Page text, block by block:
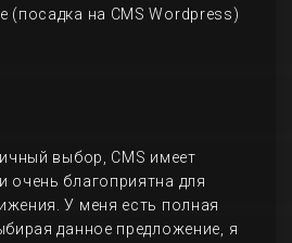
(посадка на CMS Wordpress)
выбор, CMS имеет
очень благоприятна для
У меня есть полная
данное предложение, я